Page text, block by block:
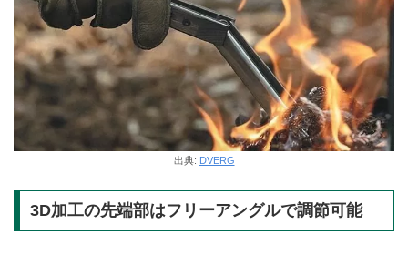
出典: DVERG
3D加工の先端部はフリーアングルで調節可能